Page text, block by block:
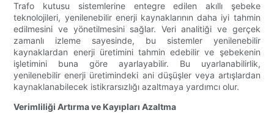
Trafo kutusu sistemlerine entegre edilen akıllı şebeke
teknolojileri, yenilenebilir enerji kaynaklarının daha iyi tahmin
edilmesini ve yönetilmesini sağlar. Veri analitiği ve gerçek
zamanlı izleme sayesinde, bu sistemler yenilenebilir
kaynaklardan enerji üretimini tahmin edebilir ve şebekenin
işletimini buna göre ayarlayabilir. Bu uyarlanabilirlik,
yenilenebilir enerji üretimindeki ani düşüşler veya artışlardan
kaynaklanabilecek istikrarsızlığı azaltmaya yardımcı olur.
Verimliliği Artırma ve Kayıpları Azaltma